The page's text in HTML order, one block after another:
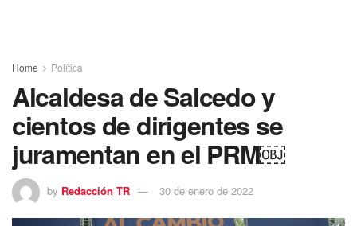
Home Política
Alcaldesa de Salcedo y
cientos de dirigentes se
juramentan en el PRM￼
by Redacción TR 30 de enero de 2022